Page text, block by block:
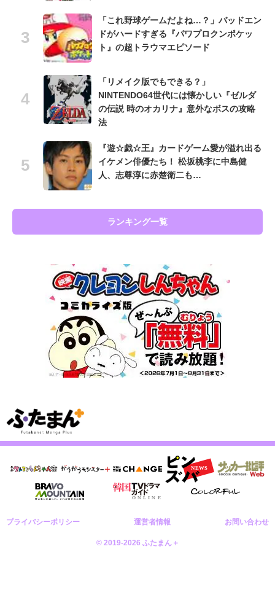
「これ野球ゲームだよね…？」バッドエン
ドがハードすぎる『パワプロクンポケッ
ト』の超トラウマエピソード
「リメイク版でもできる？」
NINTENDO64世代には懐かしい『ゼルダ
の伝説 時のオカリナ』意外なボスの攻略
法
『遊☆戯☆王』カードゲーム愛が溢れ出る
イケメン俳優たち！ 松坂桃李に中島健
人、志尊淳に赤楚衛二も…
ランキング一覧
プライバシーポリシー 運営者情報 お問い合わせ
© 2019-2026 ふたまん＋